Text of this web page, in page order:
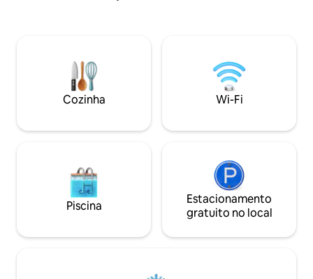
uma cozinha equipada. Os hóspedes se
beneficiam de gestão profissional no
local, limpeza regular e serviços de estilo
Cozinha Wi-Fi
Piscina
Estacionamento
gratuito no local